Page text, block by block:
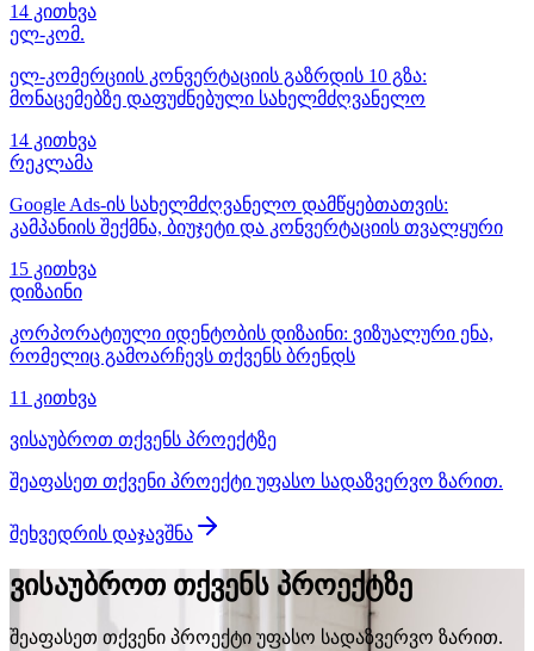
14 კითხვა
ელ-კომ.
ელ-კომერციის კონვერტაციის გაზრდის 10 გზა:
მონაცემებზე დაფუძნებული სახელმძღვანელო
14 კითხვა
რეკლამა
Google Ads-ის სახელმძღვანელო დამწყებთათვის:
კამპანიის შექმნა, ბიუჯეტი და კონვერტაციის თვალყური
15 კითხვა
დიზაინი
კორპორატიული იდენტობის დიზაინი: ვიზუალური ენა,
რომელიც გამოარჩევს თქვენს ბრენდს
11 კითხვა
ვისაუბროთ თქვენს პროექტზე
შეაფასეთ თქვენი პროექტი უფასო სადაზვერვო ზარით.
შეხვედრის დაჯავშნა
ვისაუბროთ თქვენს პროექტზე
შეაფასეთ თქვენი პროექტი უფასო სადაზვერვო ზარით.